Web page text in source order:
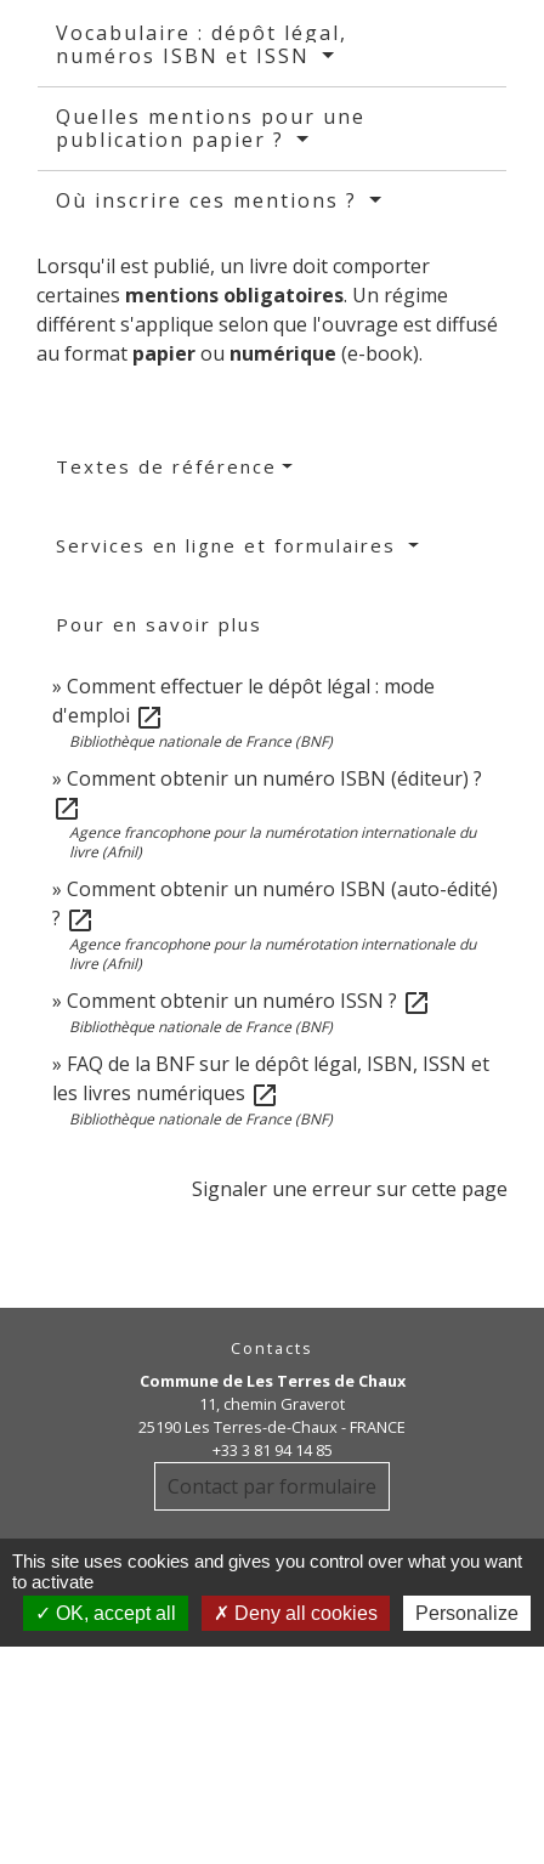
Vocabulaire : dépôt légal,
numéros ISBN et ISSN
Quelles mentions pour une
publication papier ?
Où inscrire ces mentions ?
Lorsqu'il est publié, un livre doit comporter
certaines mentions obligatoires. Un régime
différent s'applique selon que l'ouvrage est diffusé
au format papierou numérique (e-book).
Textes de référence
Services en ligne et formulaires
Pour en savoir plus
Comment effectuer le dépôt légal : mode
d'emploi open_in_new
Bibliothèque nationale de France (BNF)
Comment obtenir un numéro ISBN (éditeur) ?
open_in_new
Agence francophone pour la numérotation internationale du
livre (Afnil)
Comment obtenir un numéro ISBN (auto-édité)
? open_in_new
Agence francophone pour la numérotation internationale du
livre (Afnil)
Comment obtenir un numéro ISSN ? open_in_new
Bibliothèque nationale de France (BNF)
FAQ de la BNF sur le dépôt légal, ISBN, ISSN et
les livres numériques open_in_new
Bibliothèque nationale de France (BNF)
Signaler une erreur sur cette page
Contacts
Commune de Les Terres de Chaux
11, chemin Graverot
25190 Les Terres-de-Chaux - FRANCE
+33 3 81 94 14 85
Contact par formulaire
This site uses cookies and gives you control over what you want
to activate
OK, accept all
Deny all cookies Personalize